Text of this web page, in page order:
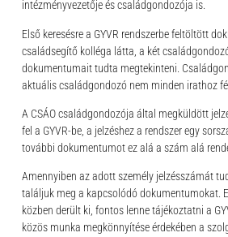
intézményvezetője és családgondozója is.
Első keresésre a GYVR rendszerbe feltöltött
családsegítő kolléga látta, a két
dokumentumait tudta megtekinteni.
aktuális családgondozó nem minden irathoz
A CSÁO családgondozója által megküldött
fel a GYVR-be, a jelzéshez a rendszer egy
további dokumentumot ez alá a szám alá
Amennyiben az adott személy jelzésszámát
találjuk meg a kapcsolódó dokumentumokat.
közben derült ki, fontos lenne tájékoztatni a
közös munka megkönnyítése érdekében a